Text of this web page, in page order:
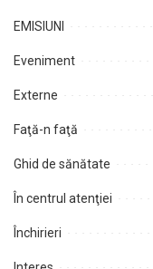
EMISIUNI
Eveniment
Externe
Faţă-n faţă
Ghid de sănătate
În centrul atenţiei
Închirieri